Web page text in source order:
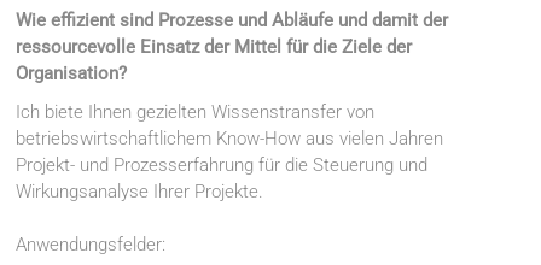
Wie effizient sind Prozesse und Abläufe und damit der
ressourcevolle Einsatz der Mittel für die Ziele der
Organisation?
Ich biete Ihnen gezielten Wissenstransfer von
betriebswirtschaftlichem Know-How aus vielen Jahren
Projekt- und Prozesserfahrung für die Steuerung und
Wirkungsanalyse Ihrer Projekte.
Anwendungsfelder: